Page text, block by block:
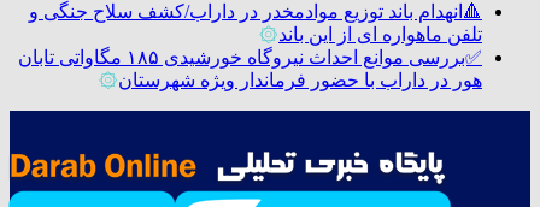
🔺انهدام باند توزیع موادمخدر در داراب/کشف سلاح جنگی و
تلفن ماهواره ای از این باند۞
✅بررسی موانع احداث نیروگاه خورشیدی ۱۸۵ مگاواتی تابان
هور در داراب با حضور فرماندار ویژه شهرستان۞